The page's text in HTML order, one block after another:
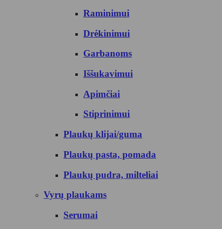
Raminimui
Drėkinimui
Garbanoms
Iššukavimui
Apimčiai
Stiprinimui
Plaukų klijai/guma
Plaukų pasta, pomada
Plaukų pudra, milteliai
Vyrų plaukams
Serumai